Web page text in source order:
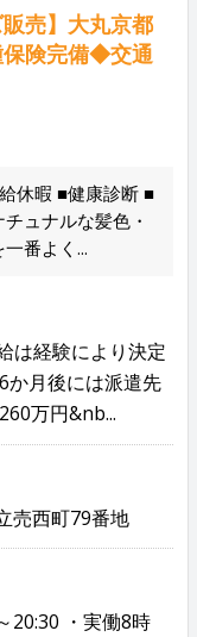
販売】大丸京都
険完備◆交通
休暇 ■健康診断 ■
ュナルな髪色・
番よく...
は経験により決定
か月後には派遣先
万円&nb...
売西町79番地
20:30 ・実働8時